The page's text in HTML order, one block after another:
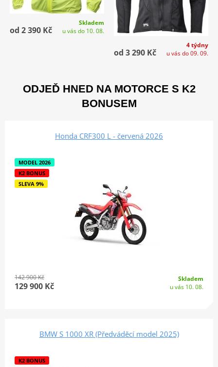
od 2 390 Kč
Skladem
u vás do 10. 08.
od 3 290 Kč
4 týdny
u vás do 09. 09.
ODJEĎ HNED NA MOTORCE S K2
BONUSEM
Honda CRF300 L - červená 2026
MODEL 2026
K2 BONUS
SLEVA 9%
142 900 Kč
129 900 Kč
Skladem
u vás 10. 08.
BMW S 1000 XR (Předváděcí model 2025)
K2 BONUS